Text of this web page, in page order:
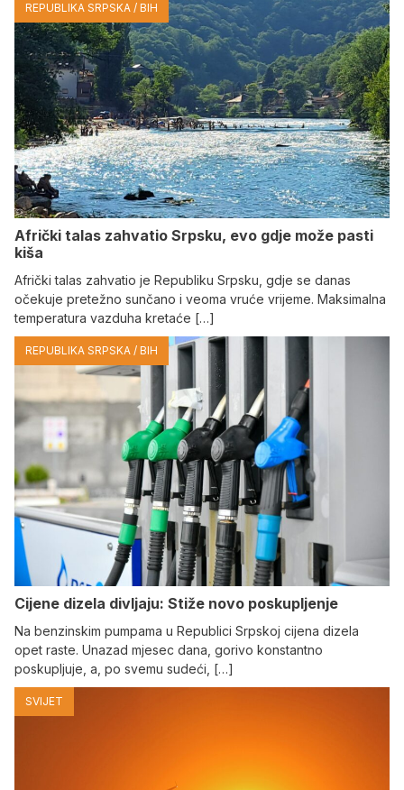
REPUBLIKA SRPSKA / BIH
Afrički talas zahvatio Srpsku, evo gdje može pasti
kiša
Afrički talas zahvatio je Republiku Srpsku, gdje se danas
očekuje pretežno sunčano i veoma vruće vrijeme. Maksimalna
temperatura vazduha kretaće […]
REPUBLIKA SRPSKA / BIH
Cijene dizela divljaju: Stiže novo poskupljenje
Na benzinskim pumpama u Republici Srpskoj cijena dizela
opet raste. Unazad mjesec dana, gorivo konstantno
poskupljuje, a, po svemu sudeći, […]
SVIJET